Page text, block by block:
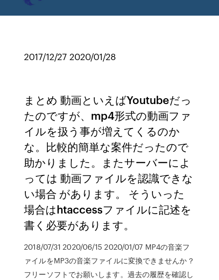
2017/12/27 2020/01/28
まとめ 動画といえばYoutubeだっ
たのですが、mp4形式の動画ファ
イルを扱う事が増えてくるのか
な。比較的簡単な案件だったので
助かりました。またサーバーによ
っては 動画ファイルを認識できな
い場合 があります。 そういった
場合はhtaccessファイルに記述を
書く必要があります。
2018/07/31 2020/06/15 2020/01/07 MP4の音楽フ
ァイルをMP3の音楽ファイルに変換できませんか？
フリーソフトでお願いします。過去の履歴を確認し